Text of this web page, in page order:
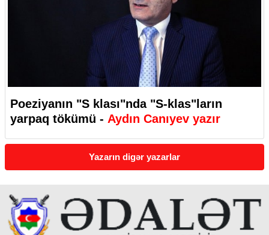
Poeziyanın "S klası"nda "S-klas"ların
yarpaq tökümü - Aydın Canıyev yazır
Yazarın digər yazarlar